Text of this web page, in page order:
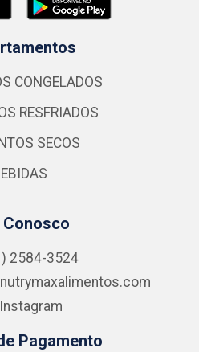
CONGELADOS
RESFRIADOS
SECOS
Conosco
2584-3524
Instagram
Pagamento